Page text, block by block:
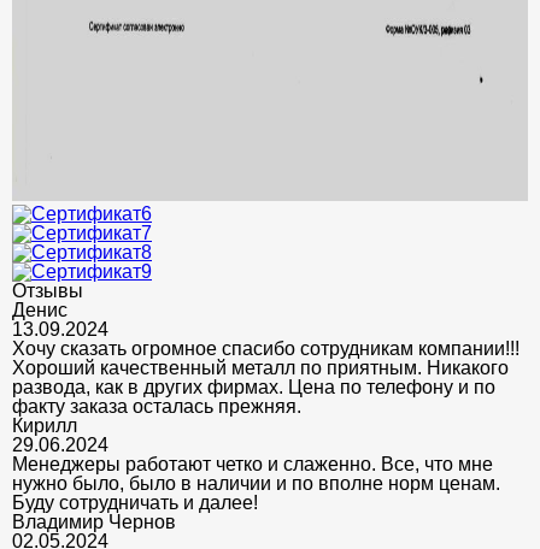
Отзывы
Денис
13.09.2024
Хочу сказать огромное спасибо сотрудникам компании!!!
Хороший качественный металл по приятным. Никакого
развода, как в других фирмах. Цена по телефону и по
факту заказа осталась прежняя.
Кирилл
29.06.2024
Менеджеры работают четко и слаженно. Все, что мне
нужно было, было в наличии и по вполне норм ценам.
Буду сотрудничать и далее!
Владимир Чернов
02.05.2024